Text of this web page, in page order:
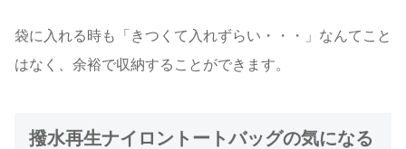
袋に入れる時も「きつくて入れずらい・・・」なんてこと
はなく、余裕で収納することができます。
撥水再生ナイロントートバッグの気になる